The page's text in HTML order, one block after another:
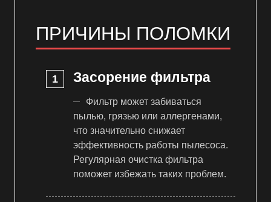
ПРИЧИНЫ ПОЛОМКИ
Засорение фильтра
Фильтр может забиваться
пылью, грязью или аллергенами,
что значительно снижает
эффективность работы пылесоса.
Регулярная очистка фильтра
поможет избежать таких проблем.